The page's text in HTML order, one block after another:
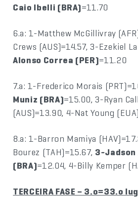
Caio Ibelli (BRA)=11.70
6.a: 1-Matthew McGillivray
Crews (AUS)=14.57, 3-Ezekiel
Alonso Correa (PER)=11.20
7.a: 1-Frederico Morais
Muniz (BRA)=15.00, 3-Ryan
(AUS)=13.90, 4-Nat Young
8.a: 1-Barron Mamiya
Bourez (TAH)=15.67, 3-Jadson
(BRA)=12.04, 4-Billy Kemper
TERCEIRA FASE – 3.o=33.o